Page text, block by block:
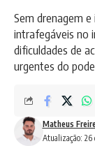
Sem drenagem
intrafegáveis no
dificuldades de
urgentes do
Atualização: 26
Matheus